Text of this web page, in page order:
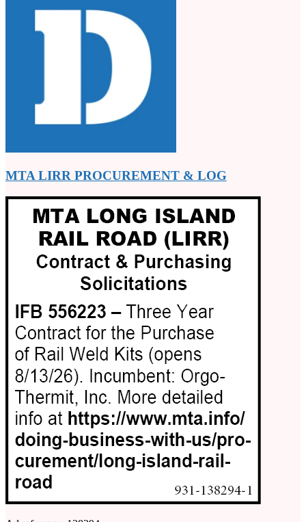
MTA LIRR PROCUREMENT & LOG